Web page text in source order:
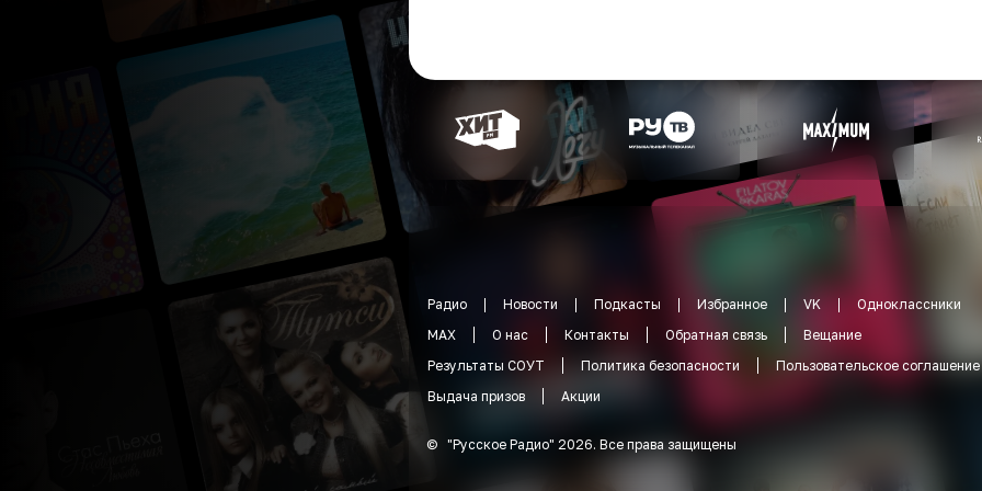
Радио Новости Подкасты Избранное VK
Одноклассники
MAX
О нас Контакты Обратная связь
Вещание
Результаты СОУТ
Политика безопасности
Пользовательское соглашение
Выдача призов
Акции
© "Русское Радио" 2026. Все права защищены